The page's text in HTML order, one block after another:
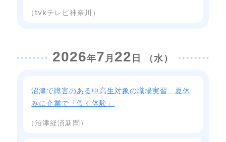
（tvkテレビ神奈川）
2026年7 月 22 日 （水）
沼津で障害のある中高生対象の職場実習 夏休
みに企業で「働く体験」
（沼津経済新聞）